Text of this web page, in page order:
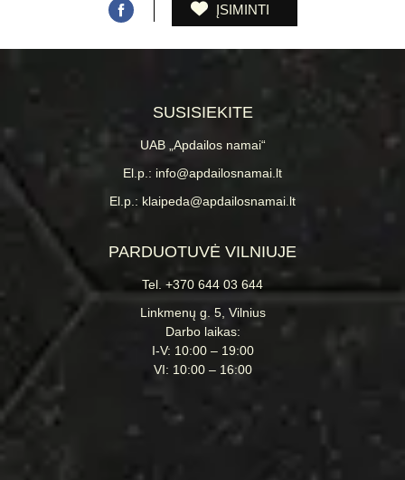
ĮSIMINTI
SUSISIEKITE
UAB „Apdailos namai“
El.p.: info@apdailosnamai.lt
El.p.: klaipeda@apdailosnamai.lt
PARDUOTUVĖ VILNIUJE
Tel. +370 644 03 644
Linkmenų g. 5, Vilnius
Darbo laikas:
I-V: 10:00 – 19:00
VI: 10:00 – 16:00